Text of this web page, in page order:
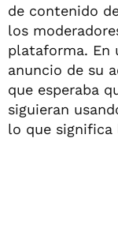
de contenido
los
plataforma. En
anuncio de su
que esperaba
siguieran
lo que significa